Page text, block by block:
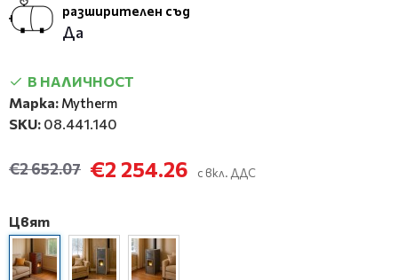
разширителен съд
Да
В НАЛИЧНОСТ
Марка: Mytherm
SKU: 08.441.140
€2 254.26
€2 652.07 с вкл. ДДС
Цвят